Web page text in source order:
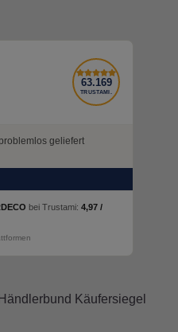
63.169
TRUSTAMI.
geliefert
geliefert
bei Trustami: 4,97 /